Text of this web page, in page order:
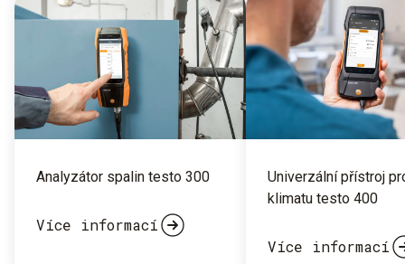
Analyzátor spalin testo 300
Více informací
Univerzální přístroj
klimatu testo 400
Více informací